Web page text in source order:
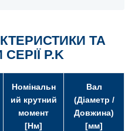
ТА
P.K
Номінальн
ий крутний
момент
[Нм]
Вал
(Діаметр /
Довжина)
[мм]